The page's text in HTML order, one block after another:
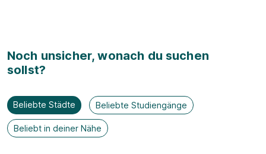
Noch unsicher, wonach du suchen
sollst?
Beliebte Städte Beliebte Studiengänge
Beliebt in deiner Nähe